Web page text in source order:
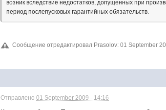
возник вследствие недостатков, допущенных при
период послепусковых гарантийных обязательств.
Сообщение отредактировал Prasolov: 01 September
Отправлено01 September 2009 - 14:16